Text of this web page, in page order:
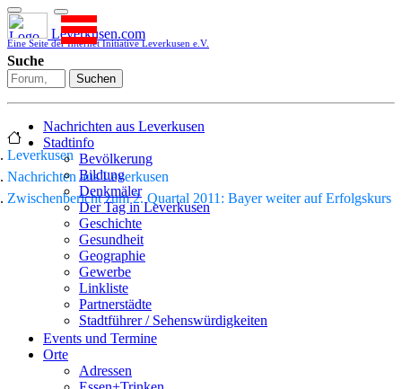
Leverkusen.com
Eine Seite der Internet Initiative Leverkusen e.V.
Suche
Suchen
Nachrichten aus Leverkusen
Stadtinfo
Bevölkerung
Bildung
Denkmäler
Der Tag in Leverkusen
Geschichte
Gesundheit
Geographie
Gewerbe
Linkliste
Partnerstädte
Stadtführer / Sehenswürdigkeiten
Stadtplan
Sport
Who is who
Events und Termine
Orte
Adressen
Leverkusen
Nachrichten aus Leverkusen
Zwischenbericht zum 2. Quartal 2011: Bayer weiter auf Erfolgskurs